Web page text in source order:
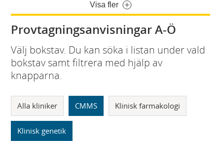
Visa fler
Provtagningsanvisningar A-Ö
Välj bokstav. Du kan söka i listan under vald
bokstav samt filtrera med hjälp av
knapparna.
Alla kliniker CMMS Klinisk farmakologi
Klinisk genetik